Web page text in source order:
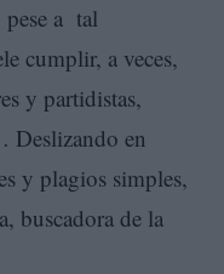
a tal
cumplir, a veces,
y partidistas,
Deslizando en
y plagios simples,
buscadora de la